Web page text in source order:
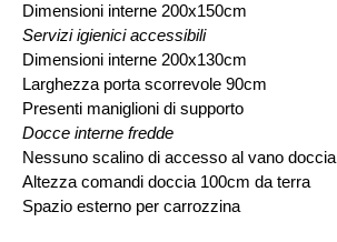
Dimensioni interne 200x150cm
Servizi igienici accessibili
Dimensioni interne 200x130cm
Larghezza porta scorrevole 90cm
Presenti maniglioni di supporto
Docce interne fredde
Nessuno scalino di accesso al vano doccia
Altezza comandi doccia 100cm da terra
Spazio esterno per carrozzina